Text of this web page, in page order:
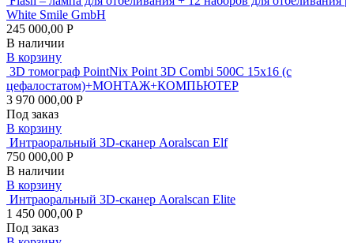
White Smile GmbH
245 000,00 Р
В наличии
В корзину
3D томограф PointNix Point 3D Combi 500C 15х16 (с
цефалостатом)+МОНТАЖ+КОМПЬЮТЕР
3 970 000,00 Р
Под заказ
В корзину
Интраоральный 3D-сканер Aoralscan Elf
750 000,00 Р
В наличии
В корзину
Интраоральный 3D-сканер Aoralscan Elite
1 450 000,00 Р
Под заказ